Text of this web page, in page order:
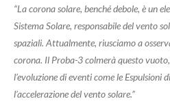
“La corona solare, benché debole, è un
Sistema Solare, responsabile del vento
spaziali. Attualmente, riusciamo a
corona. Il Proba-3 colmerà questo
l’evoluzione di eventi come le Espulsioni
l’accelerazione del vento solare.”